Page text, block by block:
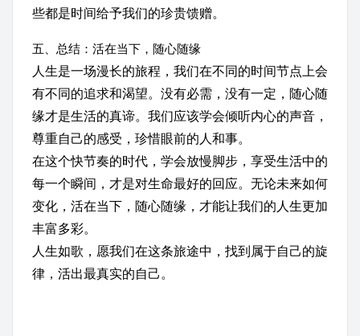
些都是时间给予我们的珍贵馈赠。
五、总结：活在当下，随心随缘
人生是一场漫长的旅程，我们在不同的时间节点上会
有不同的追求和渴望。没有必需，没有一定，随心随
缘才是生活的真谛。我们应该学会倾听内心的声音，
尊重自己的感受，珍惜眼前的人和事。
在这个快节奏的时代，学会放慢脚步，享受生活中的
每一个瞬间，才是对生命最好的回应。无论未来如何
变化，活在当下，随心随缘，才能让我们的人生更加
丰富多彩。
人生如歌，愿我们在这条旅途中，找到属于自己的旋
律，活出最真实的自己。